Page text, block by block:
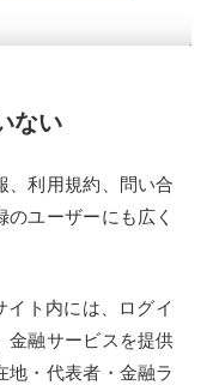
ない
、利用規約、問い合
ユーザーにも広く
イト内には、ログイ
金融サービスを提供
地・代表者・金融ラ